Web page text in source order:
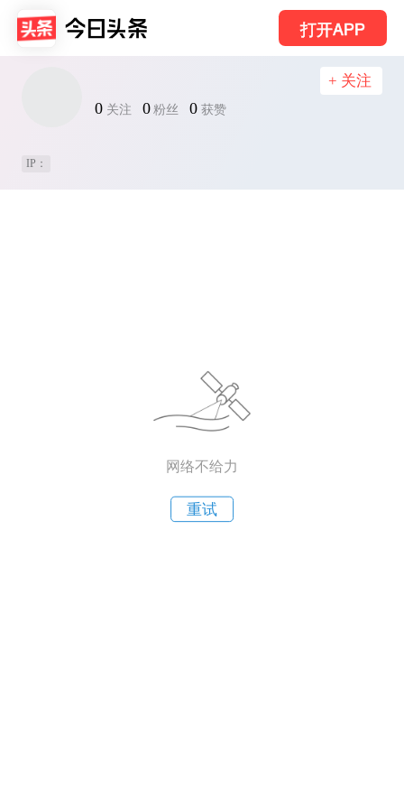
打开APP
0 关注 0 粉丝 0 获赞
+ 关注
IP：
网络不给力
重试